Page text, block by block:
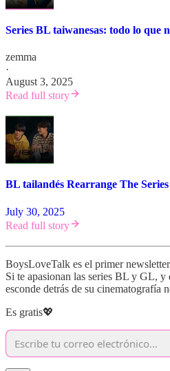
Series BL taiwanesas: todo lo que
zemma
·
August 3, 2025
Read full story
BL tailandés Rearrange The
July 30, 2025
Read full story
BoysLoveTalk es el primer
Si te apasionan las series BL y GL, y
esconde detrás de su cinematografía
Es gratis💖